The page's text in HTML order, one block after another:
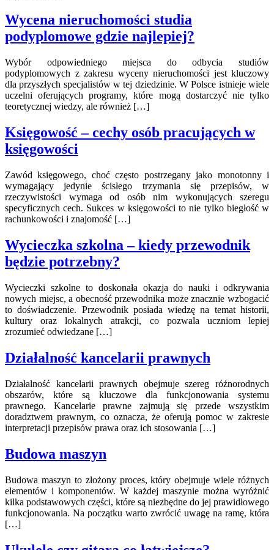
Wycena nieruchomości studia
podyplomowe gdzie najlepiej?
Wybór odpowiedniego miejsca do odbycia studiów
podyplomowych z zakresu wyceny nieruchomości jest kluczowy
dla przyszłych specjalistów w tej dziedzinie. W Polsce istnieje wiele
uczelni oferujących programy, które mogą dostarczyć nie tylko
teoretycznej wiedzy, ale również […]
Księgowość – cechy osób pracujących w
księgowości
Zawód księgowego, choć często postrzegany jako monotonny i
wymagający jedynie ścisłego trzymania się przepisów, w
rzeczywistości wymaga od osób nim wykonujących szeregu
specyficznych cech. Sukces w księgowości to nie tylko biegłość w
rachunkowości i znajomość […]
Wycieczka szkolna – kiedy przewodnik
będzie potrzebny?
Wycieczki szkolne to doskonała okazja do nauki i odkrywania
nowych miejsc, a obecność przewodnika może znacznie wzbogacić
to doświadczenie. Przewodnik posiada wiedzę na temat historii,
kultury oraz lokalnych atrakcji, co pozwala uczniom lepiej
zrozumieć odwiedzane […]
Działalność kancelarii prawnych
Działalność kancelarii prawnych obejmuje szereg różnorodnych
obszarów, które są kluczowe dla funkcjonowania systemu
prawnego. Kancelarie prawne zajmują się przede wszystkim
doradztwem prawnym, co oznacza, że oferują pomoc w zakresie
interpretacji przepisów prawa oraz ich stosowania […]
Budowa maszyn
Budowa maszyn to złożony proces, który obejmuje wiele różnych
elementów i komponentów. W każdej maszynie można wyróżnić
kilka podstawowych części, które są niezbędne do jej prawidłowego
funkcjonowania. Na początku warto zwrócić uwagę na ramę, która
[…]